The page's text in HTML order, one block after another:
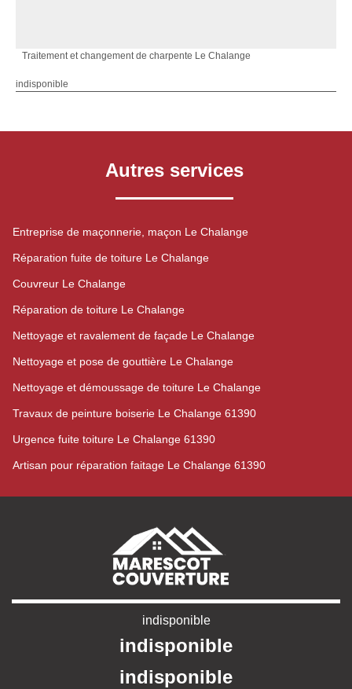
Traitement et changement de charpente Le Chalange
indisponible
Autres services
Entreprise de maçonnerie, maçon Le Chalange
Réparation fuite de toiture Le Chalange
Couvreur Le Chalange
Réparation de toiture Le Chalange
Nettoyage et ravalement de façade Le Chalange
Nettoyage et pose de gouttière Le Chalange
Nettoyage et démoussage de toiture Le Chalange
Travaux de peinture boiserie Le Chalange 61390
Urgence fuite toiture Le Chalange 61390
Artisan pour réparation faitage Le Chalange 61390
indisponible
indisponible
indisponible